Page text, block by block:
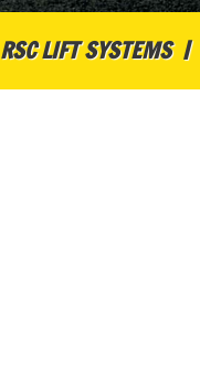
RSC LIFT SYSTEMS